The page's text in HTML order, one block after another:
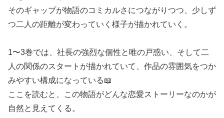
そのギャップが物語のコミカルさにつながりつつ、少しず
つ二人の距離が変わっていく様子が描かれていく。
1〜3巻では、社長の強烈な個性と唯の戸惑い、そして二
人の関係のスタートが描かれていて、作品の雰囲気をつか
みやすい構成になっている📖
ここを読むと、この物語がどんな恋愛ストーリーなのかが
自然と見えてくる。